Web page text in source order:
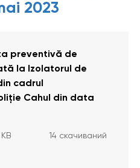
2023
preventivă de
la Izolatorul de
cadrul
Cahul din data
14 скачиваний